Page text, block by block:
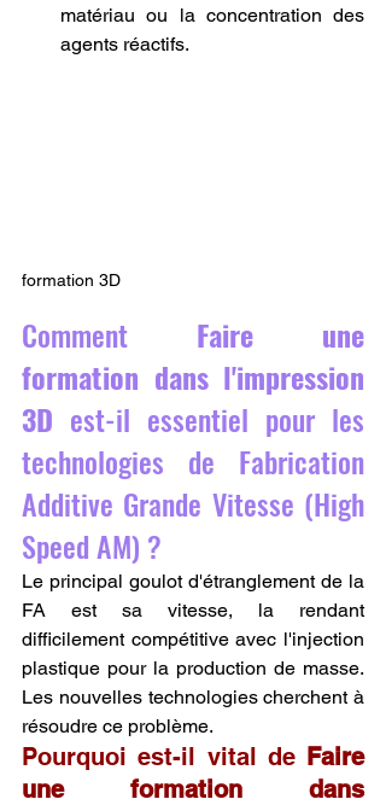
matériau ou la concentration des
agents réactifs.
formation 3D
Comment Faire une
formation dans l'impression
3D est-il essentiel pour les
technologies de Fabrication
Additive Grande Vitesse (High
Speed AM) ?
Le principal goulot d'étranglement de la
FA est sa vitesse, la rendant
difficilement compétitive avec l'injection
plastique pour la production de masse.
Les nouvelles technologies cherchent à
résoudre ce problème.
Pourquoi est-il vital de Faire
une formation dans